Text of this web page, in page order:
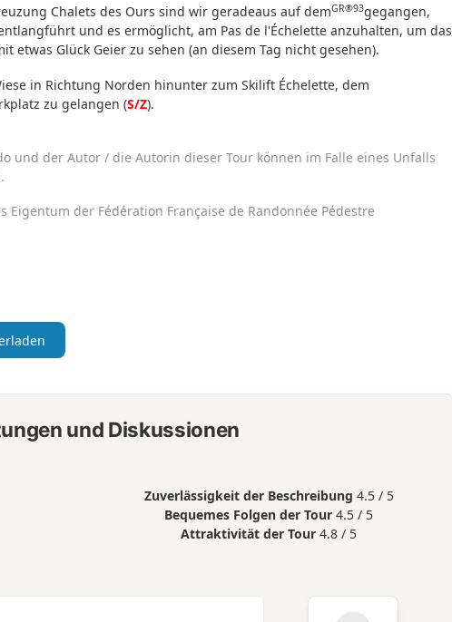
Chalets des Ours sind wir geradeaus auf demGR®93gegangen,
und es ermöglicht, am Pas de l'Échelette anzuhalten, um das
etwas Glück Geier zu sehen (an diesem Tag nicht gesehen).
in Richtung Norden hinunter zum Skilift Échelette, dem
zu gelangen (S/Z).
und der Autor / die Autorin dieser Tour können im Falle eines Unfalls
der Fédération Française de Randonnée Pédestre
und Diskussionen
Zuverlässigkeit der Beschreibung 4.5 / 5
Bequemes Folgen der Tour 4.5 / 5
Attraktivität der Tour 4.8 / 5